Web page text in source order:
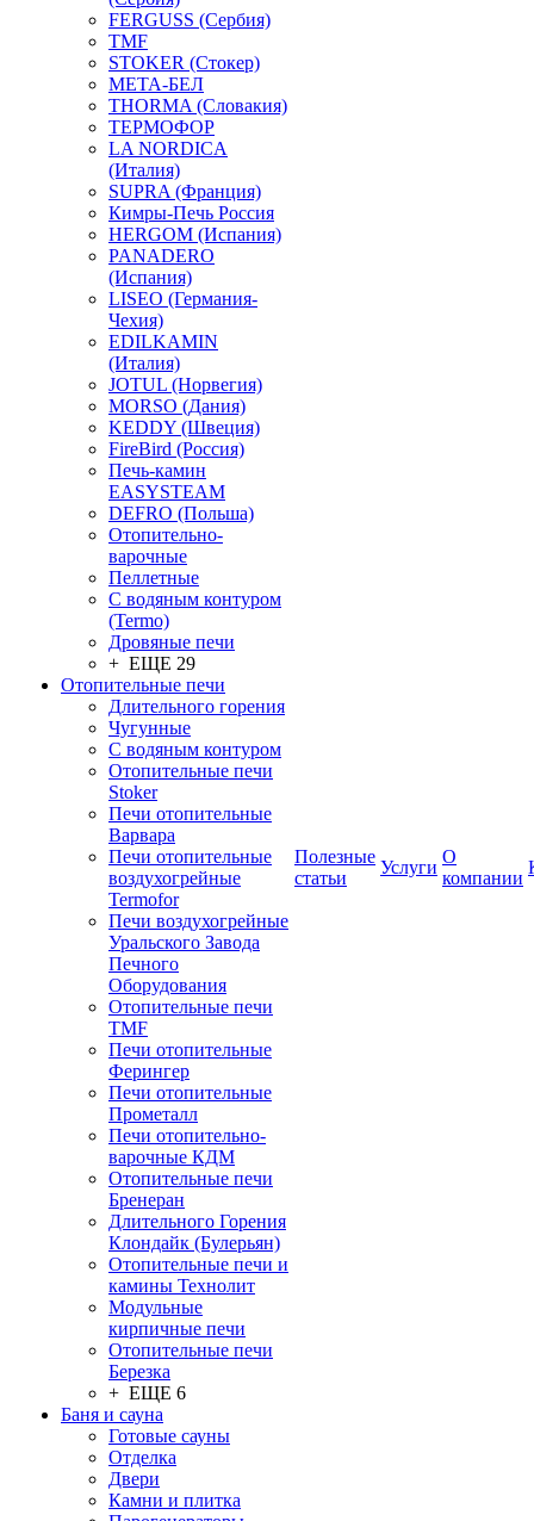
FERGUSS (Сербия)
TMF
STOKER (Стокер)
МЕТА-БЕЛ
THORMA (Словакия)
ТЕРМОФОР
LA NORDICA
(Италия)
SUPRA (Франция)
Кимры-Печь Россия
HERGOM (Испания)
PANADERO
(Испания)
LISEO (Германия-
Чехия)
EDILKAMIN
(Италия)
JOTUL (Норвегия)
MORSO (Дания)
KEDDY (Швеция)
FireBird (Россия)
Печь-камин
EASYSTEAM
DEFRO (Польша)
Отопительно-
варочные
Пеллетные
С водяным контуром
(Termo)
Дровяные печи
+ ЕЩЕ 29
Отопительные печи
Длительного горения
Чугунные
C водяным контуром
Отопительные печи
Stoker
Печи отопительные
Варвара
Печи отопительные
воздухогрейные
Termofor
Печи воздухогрейные
Уральского Завода
Печного
Оборудования
Отопительные печи
TMF
Печи отопительные
Ферингер
Печи отопительные
Прометалл
Печи отопительно-
варочные КДМ
Отопительные печи
Бренеран
Длительного Горения
Клондайк (Булерьян)
Отопительные печи и
камины Технолит
Модульные
кирпичные печи
Отопительные печи
Березка
+ ЕЩЕ 6
Баня и сауна
Готовые сауны
Отделка
Двери
Камни и плитка
Полезные
статьи
Услуги
О
компании